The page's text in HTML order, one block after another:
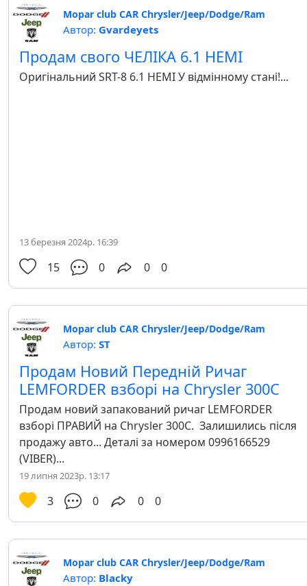
Mopar club CAR Chrysler/Jeep/Dodge/Ram
Автор: Gvardeyets
Продам свого ЧЕЛІКА 6.1 HEMI
Оригінальний SRT-8 6.1 HEMI У відмінному стані!...
13 березня 2024р. 16:39
15 0 0 0
Mopar club CAR Chrysler/Jeep/Dodge/Ram
Автор: ST
Продам Новий Передній Ричаг
LEMFORDER взборі на Chrysler 300C
Продам новий запакований ричаг LEMFORDER
взборі ПРАВИЙ на Chrysler 300С. Залишились після
продажу авто... Деталі за номером 0996166529
(VIBER)...
19 липня 2023р. 13:17
3 0 0 0
Mopar club CAR Chrysler/Jeep/Dodge/Ram
Автор: Blacky